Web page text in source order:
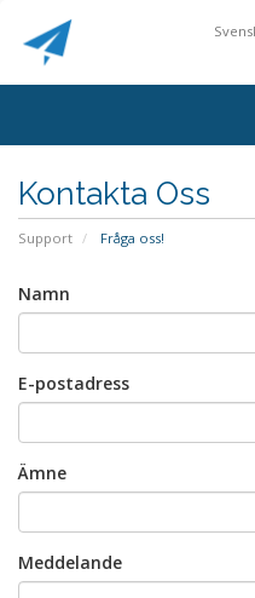
Kontakta Oss
Support Fråga oss!
Namn
E-postadress
Ämne
Meddelande